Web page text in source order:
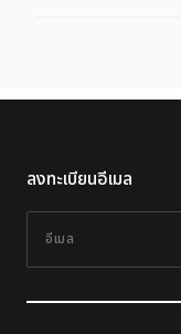
ลงทะเบียนอีเมล